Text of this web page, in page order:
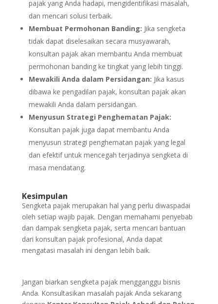
pajak yang Anda hadapi, mengidentifikasi masalah,
dan mencari solusi terbaik.
Membuat Permohonan Banding: Jika sengketa
tidak dapat diselesaikan secara musyawarah,
konsultan pajak akan membantu Anda membuat
permohonan banding ke tingkat yang lebih tinggi.
Mewakili Anda dalam Persidangan: Jika kasus
dibawa ke pengadilan pajak, konsultan pajak akan
mewakili Anda dalam persidangan.
Menyusun Strategi Penghematan Pajak:
Konsultan pajak juga dapat membantu Anda
menyusun strategi penghematan pajak yang legal
dan efektif untuk mencegah terjadinya sengketa di
masa mendatang.
Kesimpulan
Sengketa pajak merupakan hal yang perlu diwaspadai
oleh setiap wajib pajak. Dengan memahami penyebab
dan dampak sengketa pajak, serta mencari bantuan
dari konsultan pajak profesional, Anda dapat
mengatasi masalah ini dengan lebih baik.
Jangan biarkan sengketa pajak mengganggu bisnis
Anda. Konsultasikan masalah pajak Anda sekarang